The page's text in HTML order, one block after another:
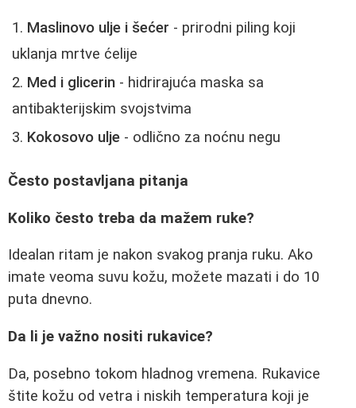
Maslinovo ulje i šećer - prirodni piling koji
uklanja mrtve ćelije
Med i glicerin - hidrirajuća maska sa
antibakterijskim svojstvima
Kokosovo ulje - odlično za noćnu negu
Često postavljana pitanja
Koliko često treba da mažem ruke?
Idealan ritam je nakon svakog pranja ruku. Ako
imate veoma suvu kožu, možete mazati i do 10
puta dnevno.
Da li je važno nositi rukavice?
Da, posebno tokom hladnog vremena. Rukavice
štite kožu od vetra i niskih temperatura koji je